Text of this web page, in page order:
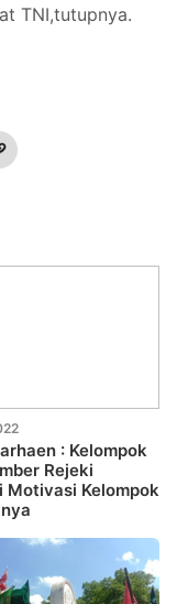
TNI,tutupnya.
: Kelompok
Rejeki
Motivasi Kelompok